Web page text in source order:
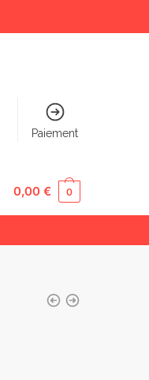
Paiement
0,00€ 0